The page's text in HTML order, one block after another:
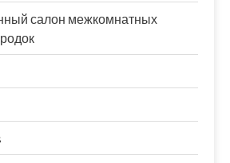
салон межкомнатных